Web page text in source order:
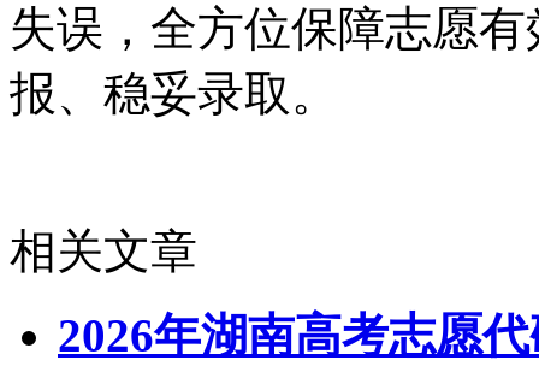
失误，全方位保障志愿
报、稳妥录取。
相关文章
2026年湖南高考志愿